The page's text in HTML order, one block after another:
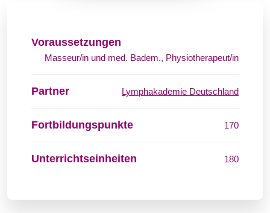
Voraussetzungen
Masseur/in und med. Badem., Physiotherapeut/in
Partner Lymphakademie Deutschland
Fortbildungspunkte 170
Unterrichtseinheiten 180